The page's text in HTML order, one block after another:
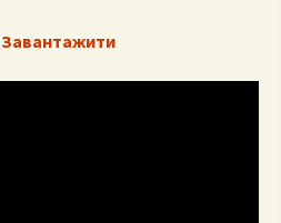
Завантажити